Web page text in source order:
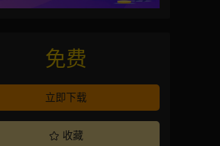
免费
立即下载
收藏